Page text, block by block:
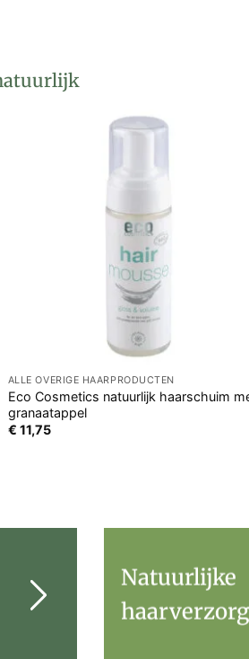
ALLE OVERIGE HAARPRODUCTEN
Eco Cosmetics natuurlijk haarschuim
granaatappel
€ 11,75
Natuurlijke